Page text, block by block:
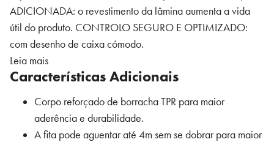
ADICIONADA: o revestimento da lâmina aumenta a vida
útil do produto. CONTROLO SEGURO E OPTIMIZADO:
com desenho de caixa cómodo.
Leia mais
Características Adicionais
Corpo reforçado de borracha TPR para maior
aderência e durabilidade.
A fita pode aguentar até 4m sem se dobrar para maior